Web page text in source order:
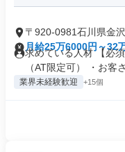
〒920-0981石川県金
月給25万6000円～32
求めている人材 【必
（AT限定可） ・お客
業界未経験歓迎 +15個